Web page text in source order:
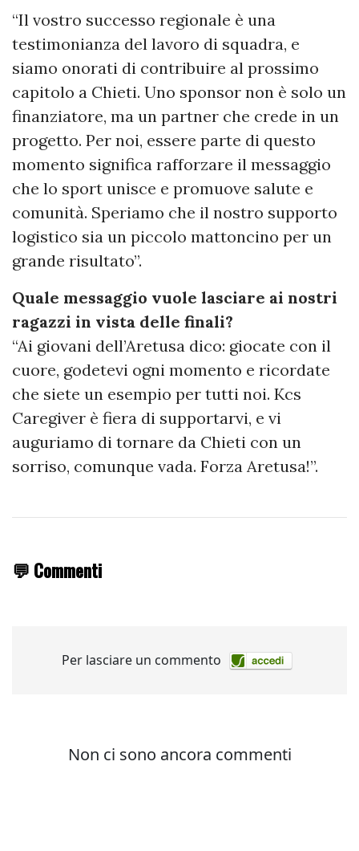
“Il vostro successo regionale è una
testimonianza del lavoro di squadra, e
siamo onorati di contribuire al prossimo
capitolo a Chieti. Uno sponsor non è solo un
finanziatore, ma un partner che crede in un
progetto. Per noi, essere parte di questo
momento significa rafforzare il messaggio
che lo sport unisce e promuove salute e
comunità. Speriamo che il nostro supporto
logistico sia un piccolo mattoncino per un
grande risultato”.
Quale messaggio vuole lasciare ai nostri
ragazzi in vista delle finali?
“Ai giovani dell’Aretusa dico: giocate con il
cuore, godetevi ogni momento e ricordate
che siete un esempio per tutti noi. Kcs
Caregiver è fiera di supportarvi, e vi
auguriamo di tornare da Chieti con un
sorriso, comunque vada. Forza Aretusa!”.
💬 Commenti